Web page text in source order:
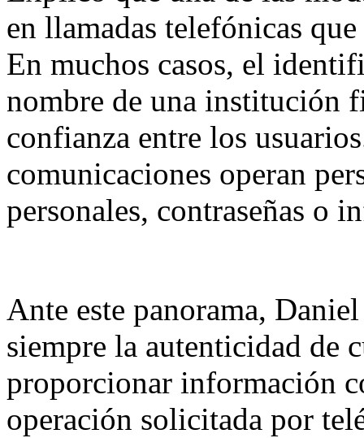
en llamadas telefónicas
En muchos casos, el
nombre de una institución
confianza entre los
comunicaciones operan
personales, contraseñas o
Ante este panorama,
siempre la autenticidad de
proporcionar información
operación solicitada por